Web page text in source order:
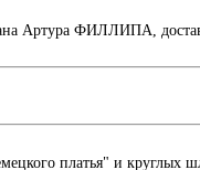
Артура ФИЛЛИПА,
платья" и